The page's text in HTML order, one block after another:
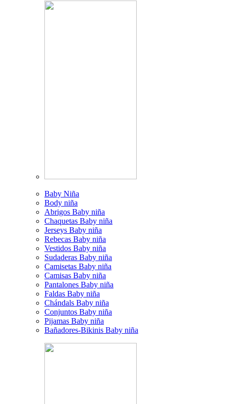
Baby Niña
Body niña
Abrigos Baby niña
Chaquetas Baby niña
Jerseys Baby niña
Rebecas Baby niña
Vestidos Baby niña
Sudaderas Baby niña
Camisetas Baby niña
Camisas Baby niña
Pantalones Baby niña
Faldas Baby niña
Chándals Baby niña
Conjuntos Baby niña
Pijamas Baby niña
Bañadores-Bikinis Baby niña